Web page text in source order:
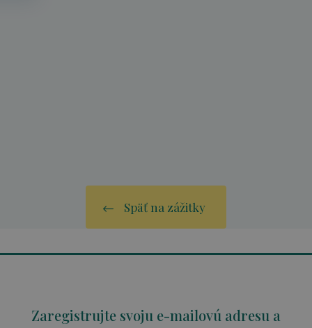
Späť na zážitky
Zaregistrujte svoju e-mailovú adresu a